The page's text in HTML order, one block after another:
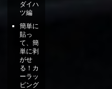
ダイハ
ツ編
簡単に
貼っ
て、簡
単に剥
がせ
る！カ
ーラッ
ピング